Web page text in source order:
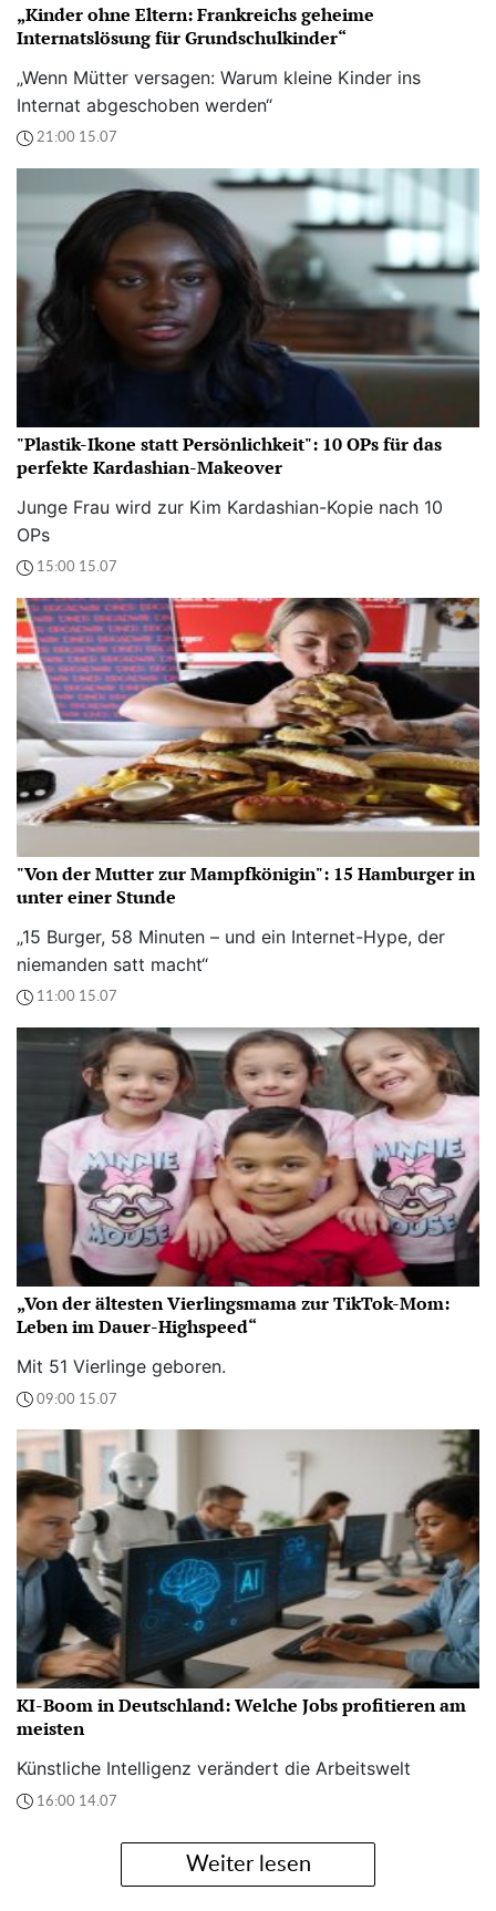
„Kinder ohne Eltern: Frankreichs geheime
Internatslösung für Grundschulkinder“
„Wenn Mütter versagen: Warum kleine Kinder ins
Internat abgeschoben werden“
21:00 15.07
"Plastik-Ikone statt Persönlichkeit": 10 OPs für das
perfekte Kardashian-Makeover
Junge Frau wird zur Kim Kardashian-Kopie nach 10
OPs
15:00 15.07
"Von der Mutter zur Mampfkönigin": 15 Hamburger in
unter einer Stunde
„15 Burger, 58 Minuten – und ein Internet-Hype, der
niemanden satt macht“
11:00 15.07
„Von der ältesten Vierlingsmama zur TikTok-Mom:
Leben im Dauer-Highspeed“
Mit 51 Vierlinge geboren.
09:00 15.07
KI-Boom in Deutschland: Welche Jobs profitieren am
meisten
Künstliche Intelligenz verändert die Arbeitswelt
16:00 14.07
Weiter lesen